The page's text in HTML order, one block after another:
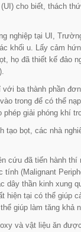
cho biết, thách
nghiệp tại UI,
khối u. Lấy cảm
họ đã thiết kế
với ba thành phần
trong để có thể
phép giải phóng khí
tạo bọt, các nhà
cứu đã tiến hành
tính (Malignant
dây thần kinh xung
hiện tại có thể giúp
giúp làm tăng khả
và vật liệu ăn